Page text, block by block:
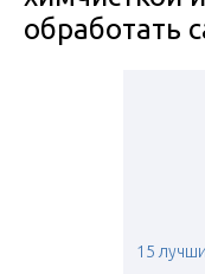
обработать
15